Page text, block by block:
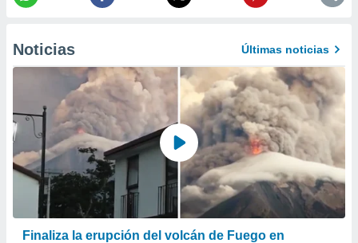
e
publicidad
de
1199
Noticias Últimas noticias
Finaliza la erupción del volcán de Fuego en